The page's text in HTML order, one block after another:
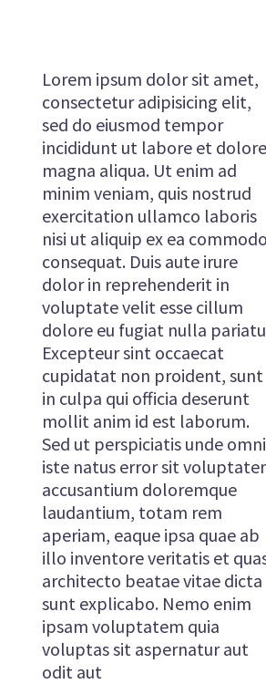
Lorem ipsum dolor sit amet,
consectetur adipisicing elit,
sed do eiusmod tempor
incididunt ut labore et dolore
magna aliqua. Ut enim ad
minim veniam, quis nostrud
exercitation ullamco laboris
nisi ut aliquip ex ea commodo
consequat. Duis aute irure
dolor in reprehenderit in
voluptate velit esse cillum
dolore eu fugiat nulla
Excepteur sint occaecat
cupidatat non proident, sunt
in culpa qui officia deserunt
mollit anim id est laborum.
Sed ut perspiciatis unde
iste natus error sit
accusantium doloremque
laudantium, totam rem
aperiam, eaque ipsa quae ab
illo inventore veritatis et
architecto beatae vitae dicta
sunt explicabo. Nemo enim
ipsam voluptatem quia
voluptas sit aspernatur aut
odit aut